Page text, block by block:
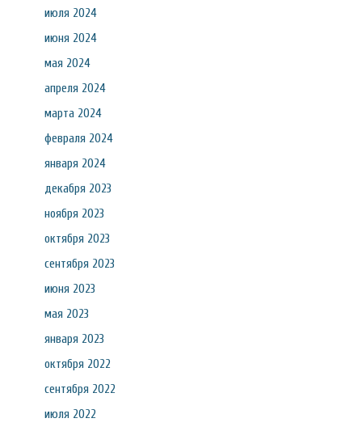
июля 2024
июня 2024
мая 2024
апреля 2024
марта 2024
февраля 2024
января 2024
декабря 2023
ноября 2023
октября 2023
сентября 2023
июня 2023
мая 2023
января 2023
октября 2022
сентября 2022
июля 2022